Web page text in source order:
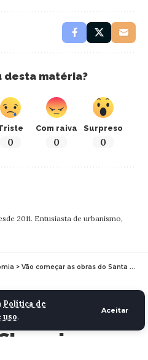
Política de
uso.
Aceitar
desta matéria?
0
Com raiva
0
Surpreso
0
2011. Entusiasta de urbanismo,
> Vão começar as obras do Santa Luzia Shopping
as obras do